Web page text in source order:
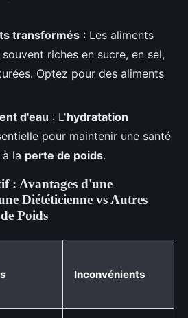
transformés : Les aliments
riches en sucre, en sel,
Optez pour des aliments
d'eau : L'hydratation
pour maintenir une santé
la perte de poids.
: Avantages d'une
Diététicienne vs Autres
Poids
Inconvénients